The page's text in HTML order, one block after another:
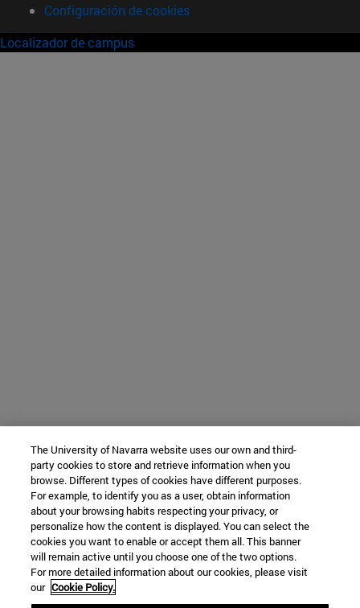
Configuración de cookies
Localizador de campus
The University of Navarra website uses our own and third-
party cookies to store and retrieve information when you
browse. Different types of cookies have different purposes.
For example, to identify you as a user, obtain information
about your browsing habits respecting your privacy, or
personalize how the content is displayed. You can select the
cookies you want to enable or accept them all. This banner
will remain active until you choose one of the two options.
For more detailed information about our cookies, please visit
our Cookie Policy.